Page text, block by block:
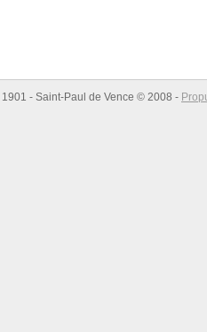
- Saint-Paul de Vence © 2008 -